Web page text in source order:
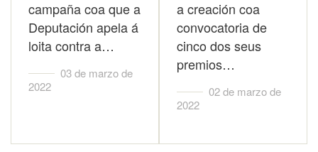
campaña coa que a
Deputación apela á
loita contra a…
03 de marzo de
2022
a creación coa
convocatoria de
cinco dos seus
premios…
02 de marzo de
2022